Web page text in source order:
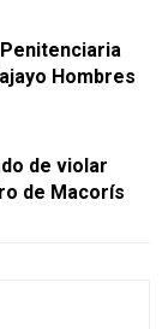
Hombres
de violar
de Macorís